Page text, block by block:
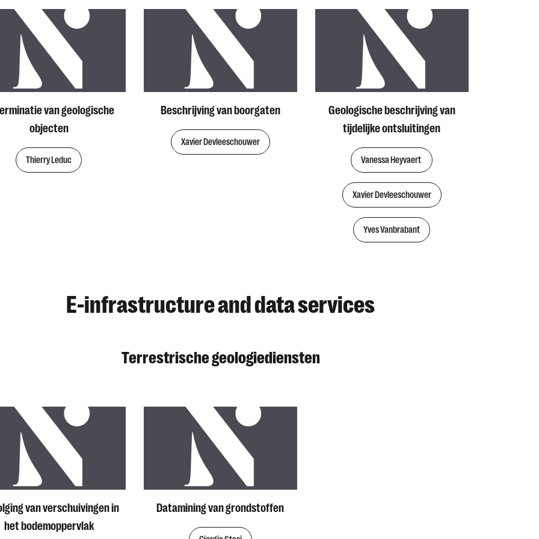
van geologische
objecten
Thierry Leduc
Beschrijving van boorgaten
Xavier Devleeschouwer
Geologische beschrijving van
tijdelijke ontsluitingen
Vanessa Heyvaert
Xavier Devleeschouwer
Yves Vanbrabant
E-infrastructure and data services
Terrestrische geologiediensten
van verschuivingen in
het bodemoppervlak
Datamining van grondstoffen